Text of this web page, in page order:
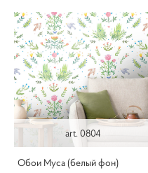
art. 0804
Обои Муса (белый фон)